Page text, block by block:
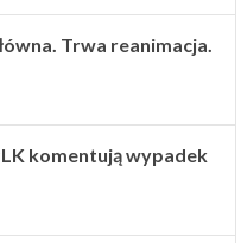
Trwa reanimacja.
komentują wypadek